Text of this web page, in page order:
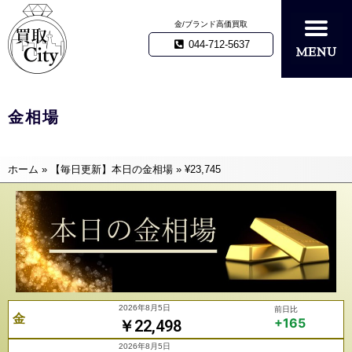
金/ブランド高価買取
044-712-5637
金相場
ホーム » 【毎日更新】本日の金相場 » ¥23,745
金 ￥22,498
2026年8月5日 前日比
+165
2026年8月5日